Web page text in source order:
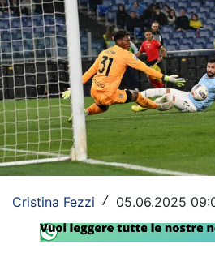
Champions League
Europa League
Altri Sport
Formula 1
Tennis
Vela
Cristina Fezzi / 05.06.2025